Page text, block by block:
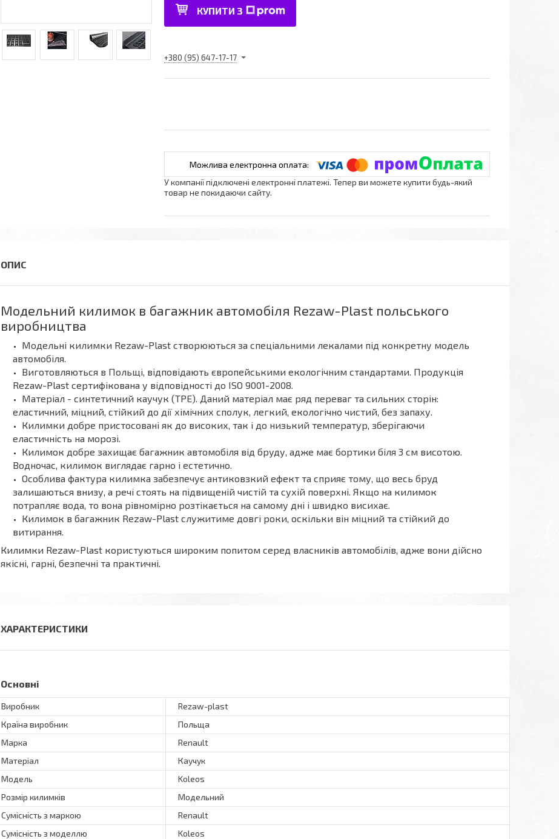
КУПИТИ З
+380 (95) 647-17-17
У компанії підключені електронні платежі. Тепер ви можете купити будь-який
товар не покидаючи сайту.
Модельний килимок в багажник автомобіля Rezaw-Plast польського
виробництва
Модельні килимки Rezaw-Plast створюються за спеціальними лекалами під конкретну модель
автомобіля.
Виготовляються в Польщі, відповідають європейськими екологічним стандартами. Продукція
Rezaw-Plast сертифікована у відповідності до ISO 9001-2008.
Матеріал - синтетичний каучук (ТРЕ). Даний матеріал має ряд переваг та сильних сторін:
еластичний, міцний, стійкий до дії хімічних сполук, легкий, екологічно чистий, без запаху.
Килимки добре пристосовані як до високих, так і до низький температур, зберігаючи
еластичність на морозі.
Килимок добре захищає багажник автомобіля від бруду, адже має бортики біля 3 см висотою.
Водночас, килимок виглядає гарно і естетично.
Особлива фактура килимка забезпечує антиковзкий ефект та сприяє тому, що весь бруд
залишаються внизу, а речі стоять на підвищеній чистій та сухій поверхні. Якщо на килимок
потрапляє вода, то вона рівномірно розтікається на самому дні і швидко висихає.
Килимок в багажник Rezaw-Plast служитиме довгі роки, оскільки він міцний та стійкий до
витирання.
Килимки Rezaw-Plast користуються широким попитом серед власників автомобілів, адже вони дійсно
якісні, гарні, безпечні та практичні.
ХАРАКТЕРИСТИКИ
Основні
Виробник
Rezaw-plast
Країна виробник
Польща
Марка
Renault
Матеріал
Каучук
Модель
Koleos
Розмір килимків
Модельний
Сумісність з маркою
Renault
Сумісність з моделлю
Koleos